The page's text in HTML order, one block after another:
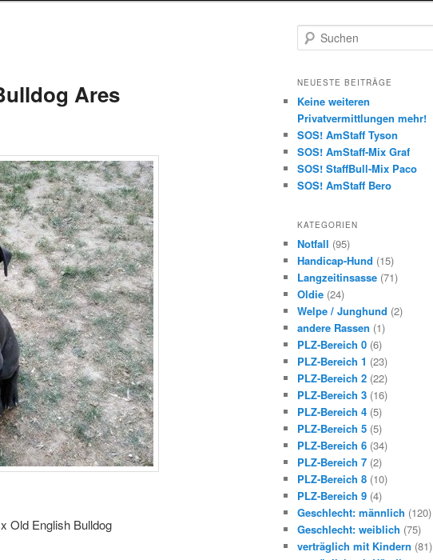
Ares
Old English Bulldog
u
h
n
NEUESTE BEITRÄGE
Keine weiteren
Privatvermittlungen mehr!
SOS! AmStaff Tyson
SOS! AmStaff-Mix Graf
SOS! StaffBull-Mix Paco
SOS! AmStaff Bero
KATEGORIEN
Notfall (95)
Handicap-Hund (15)
Langzeitinsasse (71)
Oldie (24)
Welpe / Junghund (2)
andere Rassen (1)
PLZ-Bereich 0 (6)
PLZ-Bereich 1 (23)
PLZ-Bereich 2 (22)
PLZ-Bereich 3 (16)
PLZ-Bereich 4 (5)
PLZ-Bereich 5 (5)
PLZ-Bereich 6 (34)
PLZ-Bereich 7 (2)
PLZ-Bereich 8 (10)
PLZ-Bereich 9 (4)
Geschlecht: männlich (120)
Geschlecht: weiblich (75)
verträglich mit Kindern (81)